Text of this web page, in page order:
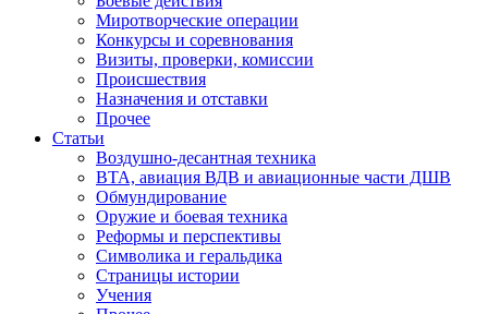
Миротворческие операции
Конкурсы и соревнования
Визиты, проверки, комиссии
Происшествия
Назначения и отставки
Прочее
Статьи
Воздушно-десантная техника
ВТА, авиация ВДВ и авиационные части ДШВ
Обмундирование
Оружие и боевая техника
Реформы и перспективы
Символика и геральдика
Страницы истории
Учения